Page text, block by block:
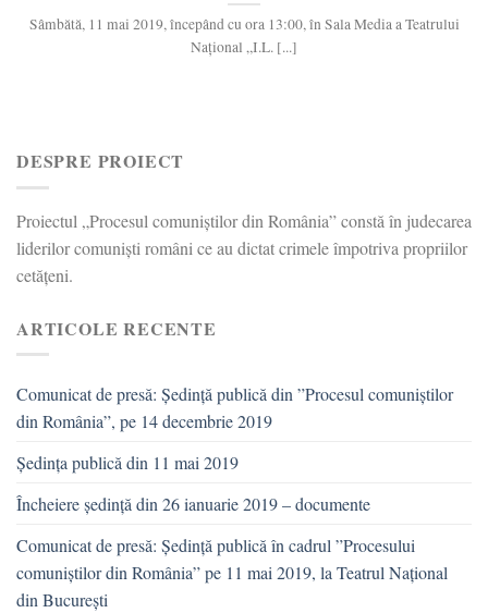
Sâmbătă, 11 mai 2019, începând cu ora 13:00, în Sala Media a Teatrului
Naţional „I.L. [...]
DESPRE PROIECT
Proiectul „Procesul comuniștilor din România” constă în judecarea
liderilor comuniști români ce au dictat crimele împotriva propriilor
cetățeni.
ARTICOLE RECENTE
Comunicat de presă: Ședință publică din ”Procesul comuniștilor
din România”, pe 14 decembrie 2019
Ședința publică din 11 mai 2019
Încheiere ședință din 26 ianuarie 2019 – documente
Comunicat de presă: Ședință publică în cadrul ”Procesului
comuniștilor din România” pe 11 mai 2019, la Teatrul Național
din București